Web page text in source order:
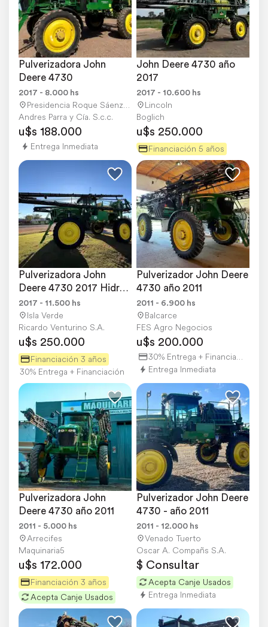
Pulverizadora John
Deere 4730
2017 - 8.000 hs
Presidencia Roque Sáenz Peña
Andres Parra y Cía. S.c.c.
u$s 188.000
Entrega Inmediata
John Deere 4730 año
2017
2017 - 10.600 hs
Lincoln
Boglich
u$s 250.000
Financiación 5 años
Pulverizadora John
Deere 4730 2017 Hidro
Bot. 36mts Full CAR
2017 - 11.500 hs
Isla Verde
Ricardo Venturino S.A.
u$s 250.000
Financiación 3 años
30% Entrega + Financiación
Pulverizador John Deere
4730 año 2011
2011 - 6.900 hs
Balcarce
FES Agro Negocios
u$s 200.000
30% Entrega + Financiación
Entrega Inmediata
Pulverizadora John
Deere 4730 año 2011
2011 - 5.000 hs
Arrecifes
Maquinaria5
u$s 172.000
Financiación 3 años
Acepta Canje Usados
Pulverizador John Deere
4730 - año 2011
2011 - 12.000 hs
Venado Tuerto
Oscar A. Compañs S.A.
$ Consultar
Acepta Canje Usados
Entrega Inmediata